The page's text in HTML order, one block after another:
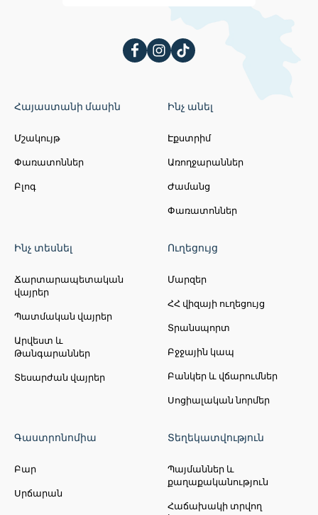
Հայաստանի մասին
Մշակույթ
Փառատոններ
Բլոգ
Ինչ անել
Էքստրիմ
Առողջարաններ
Ժամանց
Փառատոններ
Ինչ տեսնել
Ճարտարապետական
վայրեր
Պատմական վայրեր
Արվեստ և
Թանգարաններ
Տեսարժան վայրեր
Ուղեցույց
Մարզեր
ՀՀ վիզայի ուղեցույց
Տրանսպորտ
Բջջային կապ
Բանկեր և վճարումներ
Սոցիալական նորմեր
Գաստրոնոմիա
Բար
Սրճարան
Տեղեկատվություն
Պայմաններ և
քաղաքականություն
Հաճախակի տրվող